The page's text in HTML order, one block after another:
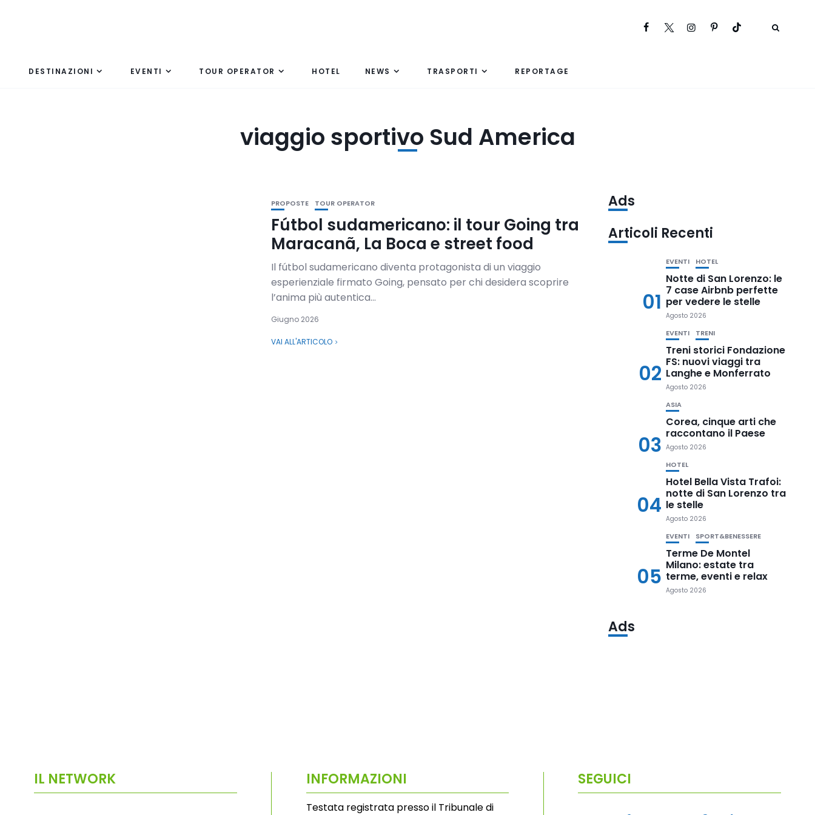
DESTINAZIONI EVENTI TOUR OPERATOR HOTEL NEWS TRASPORTI REPORTAGE
viaggio sportivo Sud America
PROPOSTE TOUR OPERATOR
Fútbol sudamericano: il tour Going tra
Maracanã, La Boca e street food
Il fútbol sudamericano diventa protagonista di un viaggio
esperienziale firmato Going, pensato per chi desidera scoprire
l’anima più autentica...
Giugno 2026
VAI ALL'ARTICOLO
Ads
Articoli Recenti
01
EVENTI HOTEL
Notte di San Lorenzo: le
7 case Airbnb perfette
per vedere le stelle
Agosto 2026
02
EVENTI TRENI
Treni storici Fondazione
FS: nuovi viaggi tra
Langhe e Monferrato
Agosto 2026
03
ASIA
Corea, cinque arti che
raccontano il Paese
Agosto 2026
04
HOTEL
Hotel Bella Vista Trafoi:
notte di San Lorenzo tra
le stelle
Agosto 2026
05
EVENTI SPORT&BENESSERE
Terme De Montel
Milano: estate tra
terme, eventi e relax
Agosto 2026
Ads
IL NETWORK INFORMAZIONI
Testata registrata presso il Tribunale di
SEGUICI